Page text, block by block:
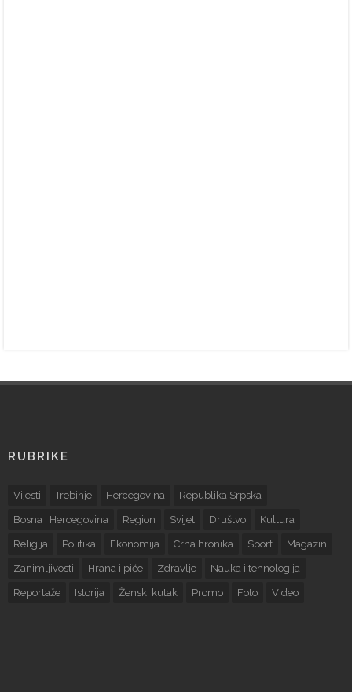
RUBRIKE
Vijesti Trebinje Hercegovina Republika Srpska
Bosna i Hercegovina Region Svijet Društvo Kultura
Religija Politika Ekonomija Crna hronika Sport Magazin
Zanimljivosti Hrana i piće Zdravlje Nauka i tehnologija
Reportaže Istorija Ženski kutak Promo Foto Video